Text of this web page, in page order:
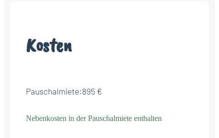
Kosten
Pauschalmiete:895 €
Nebenkosten in der Pauschalmiete enthalten